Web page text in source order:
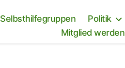
Selbsthilfegruppen Politik
Mitglied werden